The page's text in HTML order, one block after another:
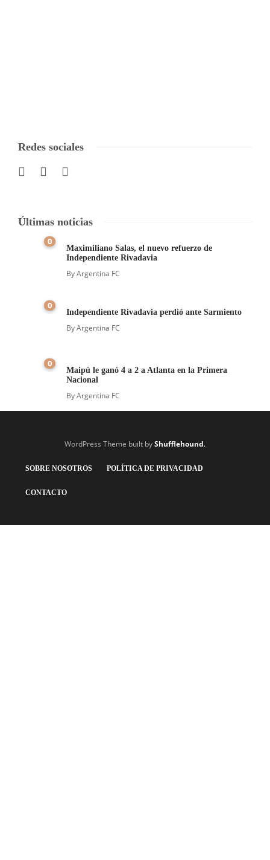
Redes sociales
Últimas noticias
0
Maximiliano Salas, el nuevo refuerzo de
Independiente Rivadavia
ByArgentina FC
0
Independiente Rivadavia perdió ante Sarmiento
ByArgentina FC
0
Maipú le ganó 4 a 2 a Atlanta en la Primera
Nacional
ByArgentina FC
WordPress Theme built byShufflehound.
SOBRE NOSOTROS POLÍTICA DE PRIVACIDAD
CONTACTO